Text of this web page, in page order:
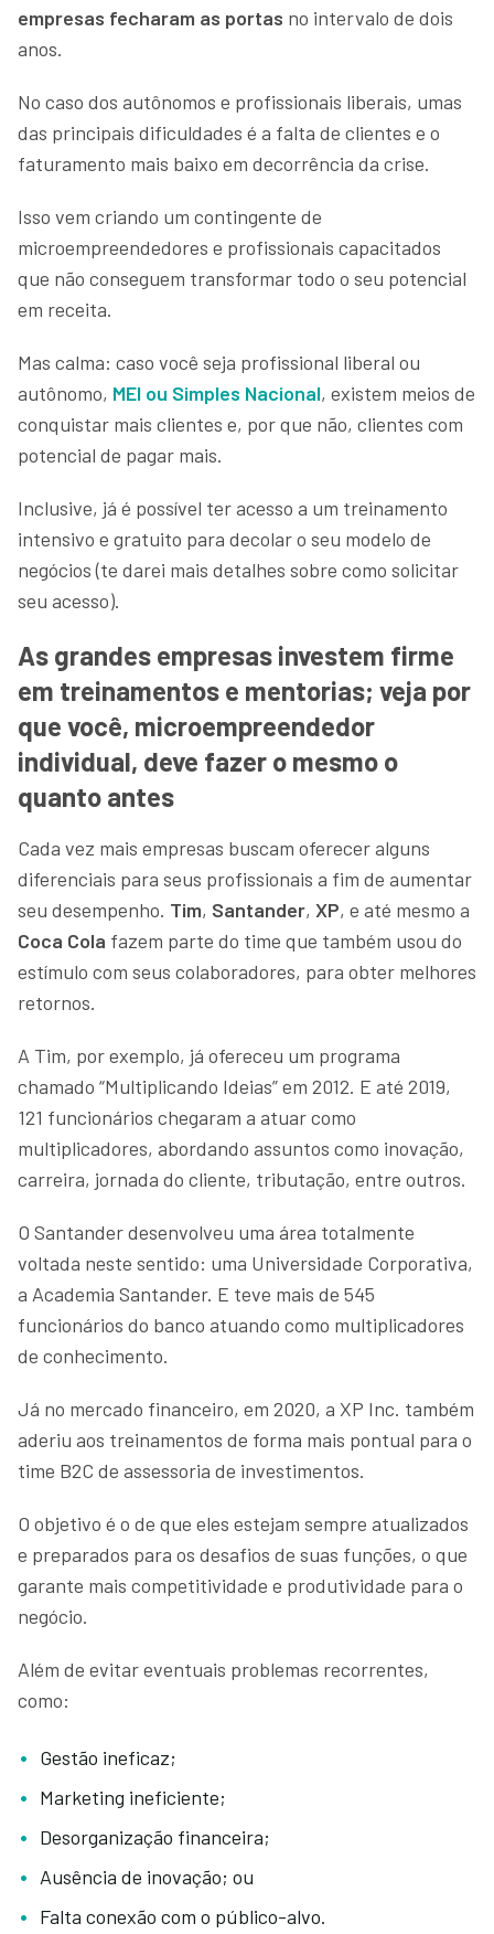
empresas fecharam as portas no intervalo de dois
anos.
No caso dos autônomos e profissionais liberais, umas
das principais dificuldades é a falta de clientes e o
faturamento mais baixo em decorrência da crise.
Isso vem criando um contingente de
microempreendedores e profissionais capacitados
que não conseguem transformar todo o seu potencial
em receita.
Mas calma: caso você seja profissional liberal ou
autônomo, MEI ou Simples Nacional, existem meios de
conquistar mais clientes e, por que não, clientes com
potencial de pagar mais.
Inclusive, já é possível ter acesso a um treinamento
intensivo e gratuito para decolar o seu modelo de
negócios (te darei mais detalhes sobre como solicitar
seu acesso).
As grandes empresas investem firme
em treinamentos e mentorias; veja por
que você, microempreendedor
individual, deve fazer o mesmo o
quanto antes
Cada vez mais empresas buscam oferecer alguns
diferenciais para seus profissionais a fim de aumentar
seu desempenho. Tim, Santander, XP, e até mesmo a
Coca Cola fazem parte do time que também usou do
estímulo com seus colaboradores, para obter melhores
retornos.
A Tim, por exemplo, já ofereceu um programa
chamado “Multiplicando Ideias” em 2012. E até 2019,
121 funcionários chegaram a atuar como
multiplicadores, abordando assuntos como inovação,
carreira, jornada do cliente, tributação, entre outros.
O Santander desenvolveu uma área totalmente
voltada neste sentido: uma Universidade Corporativa,
a Academia Santander. E teve mais de 545
funcionários do banco atuando como multiplicadores
de conhecimento.
Já no mercado financeiro, em 2020, a XP Inc. também
aderiu aos treinamentos de forma mais pontual para o
time B2C de assessoria de investimentos.
O objetivo é o de que eles estejam sempre atualizados
e preparados para os desafios de suas funções, o que
garante mais competitividade e produtividade para o
negócio.
Além de evitar eventuais problemas recorrentes,
como:
Gestão ineficaz;
Marketing ineficiente;
Desorganização financeira;
Ausência de inovação; ou
Falta conexão com o público-alvo.